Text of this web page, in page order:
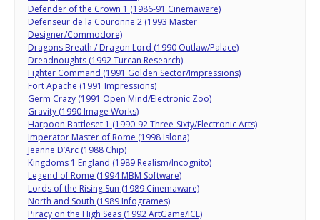
Defender of the Crown 1 (1986-91 Cinemaware)
Defenseur de la Couronne 2 (1993 Master
Designer/Commodore)
Dragons Breath / Dragon Lord (1990 Outlaw/Palace)
Dreadnoughts (1992 Turcan Research)
Fighter Command (1991 Golden Sector/Impressions)
Fort Apache (1991 Impressions)
Germ Crazy (1991 Open Mind/Electronic Zoo)
Gravity (1990 Image Works)
Harpoon Battleset 1 (1990-92 Three-Sixty/Electronic Arts)
Imperator Master of Rome (1998 Islona)
Jeanne D’Arc (1988 Chip)
Kingdoms 1 England (1989 Realism/Incognito)
Legend of Rome (1994 MBM Software)
Lords of the Rising Sun (1989 Cinemaware)
North and South (1989 Infogrames)
Piracy on the High Seas (1992 ArtGame/ICE)